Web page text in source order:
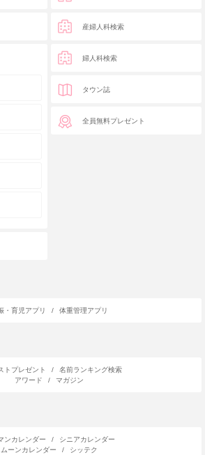
産婦人科検索
婦人科検索
タウン誌
全員無料プレゼント
・育児アプリ / 体重管理アプリ
トプレゼント /
名前ランキング検索
アワード
/ マガジン
ンカレンダー /
シニアカレンダー
ムーンカレンダー
/
シッテク